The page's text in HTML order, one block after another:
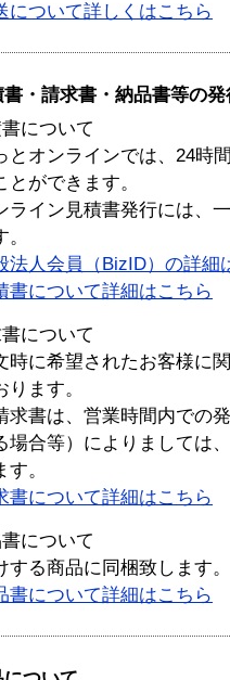
について詳しくはこちら
書・請求書・納品書等の
について
とオンラインでは、24時
とができます。
ライン見積書発行には、
法人会員（BizID）の詳細
書について詳細はこちら
について
時に希望されたお客様に
ります。
求書は、営業時間内での
場合等）によりましては
す。
書について詳細はこちら
について
する商品に同梱致します。
書について詳細はこちら